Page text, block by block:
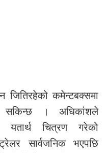
जितिरहेको कमेन्टबक्समा
सकिन्छ । अधिकांशले
यतार्थ चित्रण गरेको
सार्वजनिक भएपछि